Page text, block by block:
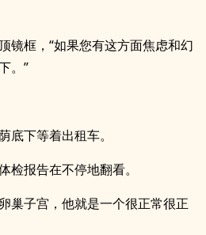
镜框，“如果您有这方面焦虑和幻
。”
底下等着出租车。
检报告在不停地翻看。
巢子宫，他就是一个很正常很正